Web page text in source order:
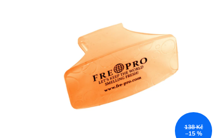
138 Kč
–15 %